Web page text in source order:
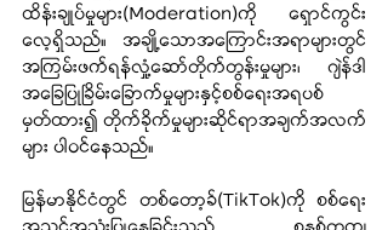
ထိန်းချုပ်မှုများ(Moderation)ကို ရှောင်ကွင်း
လေ့ရှိသည်။ အချို့သောအကြောင်းအရာများတွင်
အကြမ်းဖက်ရန်လှုံ့ဆော်တိုက်တွန်းမှုများ၊ ဂျဲန်ဒါ
အခြေပြုခြိမ်းခြောက်မှုများနှင့်စစ်ရေးအရပစ်
မှတ်ထား၍ တိုက်ခိုက်မှုများဆိုင်ရာအချက်အလက်
များ ပါဝင်နေသည်။
မြန်မာနိုင်ငံတွင် တစ်တော့ခ်(TikTok)ကို စစ်ရေး